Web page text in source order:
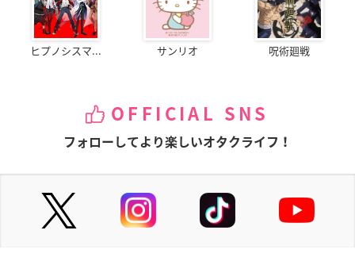
ヒプノシスマ... サンリオ 呪術廻戦
OFFICIAL SNS
フォローしてより楽しいオタクライフ！